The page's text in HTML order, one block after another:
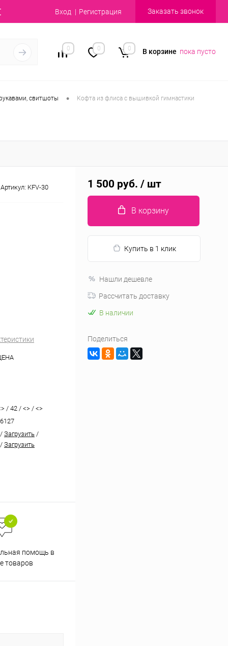
Вход Регистрация Заказать звонок
0 0 0 В корзине пока пусто
свитшоты • Кофта из флиса с вышивкой гимнастики
Артикул: KFV-30
/ 42 / <> / <>
Загрузить /
Загрузить
помощь в
товаров
1 500 руб. / шт
В корзину
Купить в 1 клик
Нашли дешевле
Рассчитать доставку
В наличии
Поделиться